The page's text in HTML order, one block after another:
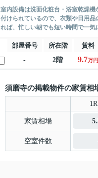
室内設備は洗面化粧台・浴室乾燥
付けられているので、衣類や日用
れば、忙しい朝でも短い時間で一
部屋番号 所在階 賃料
-
2階 9.7万円
須磨寺の掲載物件の家賃相
家賃相場
空室件数